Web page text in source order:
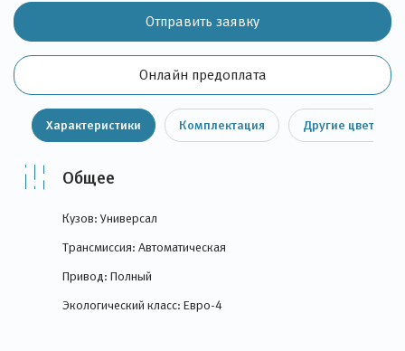
Онлайн предоплата
Отправить заявку
Характеристики Комплектация Другие цвета
Общее
Кузов: Универсал
Трансмиссия: Автоматическая
Привод: Полный
Экологический класс: Евро-4